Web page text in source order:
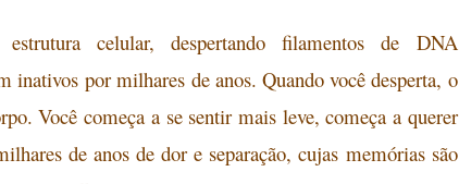
celular, despertando filamentos de DNA
inativos por milhares de anos. Quando você desperta, o
Você começa a se sentir mais leve, começa a querer
de anos de dor e separação, cujas memórias são